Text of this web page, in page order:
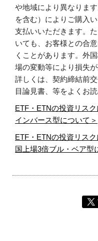
や地域により異なりま
を含む）によりご購入
支払いいただきます。
いても、お客様との合
くことがあります。外
場の変動等により損失
詳しくは、契約締結前
目論見書、等をよくお読
ETF・ETNの投資リス
インバース型について＞
ETF・ETNの投資リス
国上場3倍ブル・ベア型